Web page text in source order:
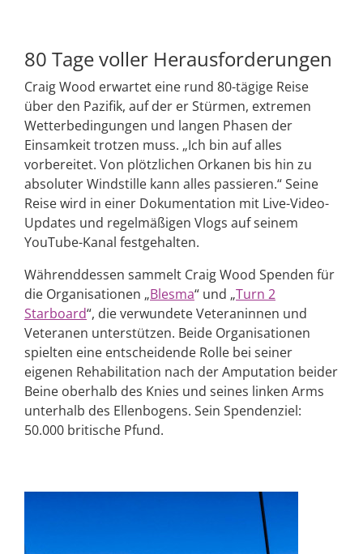
80 Tage voller Herausforderungen
Craig Wood erwartet eine rund 80-tägige Reise
über den Pazifik, auf der er Stürmen, extremen
Wetterbedingungen und langen Phasen der
Einsamkeit trotzen muss. „Ich bin auf alles
vorbereitet. Von plötzlichen Orkanen bis hin zu
absoluter Windstille kann alles passieren.“ Seine
Reise wird in einer Dokumentation mit Live-Video-
Updates und regelmäßigen Vlogs auf seinem
YouTube-Kanal festgehalten.
Währenddessen sammelt Craig Wood Spenden für
die Organisationen „Blesma“ und „Turn 2
Starboard“, die verwundete Veteraninnen und
Veteranen unterstützen. Beide Organisationen
spielten eine entscheidende Rolle bei seiner
eigenen Rehabilitation nach der Amputation beider
Beine oberhalb des Knies und seines linken Arms
unterhalb des Ellenbogens. Sein Spendenziel:
50.000 britische Pfund.